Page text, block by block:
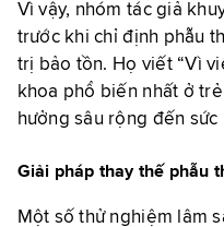
Vì vậy, nhóm tác giả
trước khi chỉ định phẫu
trị bảo tồn. Họ viết “Vì
khoa phổ biến nhất ở
hưởng sâu rộng đến sức
Giải pháp thay thế phẫu
Một số thử nghiệm lâm